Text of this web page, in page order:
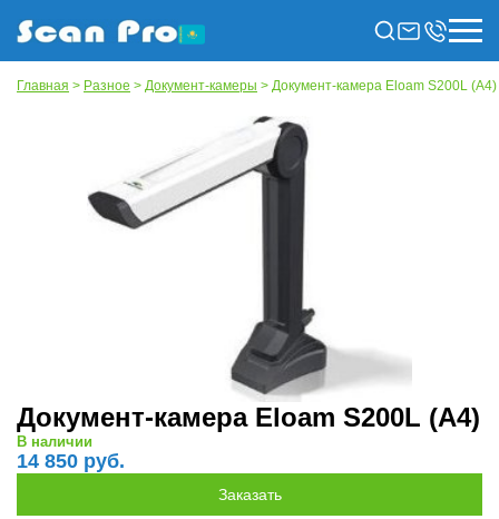
Главная > Разное > Документ-камеры > Документ-камера Eloam S200L (А4)
Документ-камера Eloam S200L (А4)
В наличии
14 850 руб.